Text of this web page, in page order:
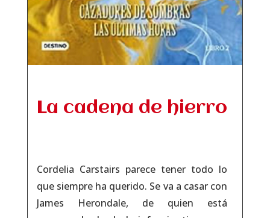
La cadena de hierro
Cordelia Carstairs parece tener todo lo
que siempre ha querido. Se va a casar con
James Herondale, de quien está